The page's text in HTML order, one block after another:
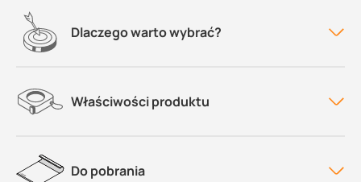
Dlaczego warto wybrać?
Właściwości produktu
Do pobrania